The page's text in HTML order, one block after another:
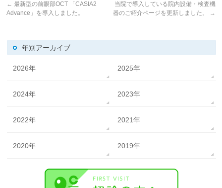
← 最新型の前眼部OCT 「CASIA2
Advance」を導入しました。
当院で導入している院内設備・検査機
器のご紹介ページを更新しました。
→
年別アーカイブ
2026年 2025年
2024年 2023年
2022年 2021年
2020年 2019年